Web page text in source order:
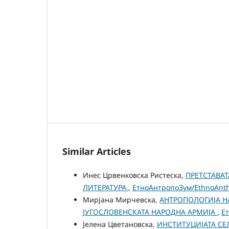
Similar Articles
Инес Црвенковска Ристеска,
ЛИТЕРАТУРА , ЕтноАнтропоЗум/
Мирјана Мирчевска, АНТРОПОЛОГИЈА
ЈУГОСЛОВЕНСКАТА НАРОДНА АРМИЈА ,
Јелена Цветановска, ИНСТИТУЦИЈАТА